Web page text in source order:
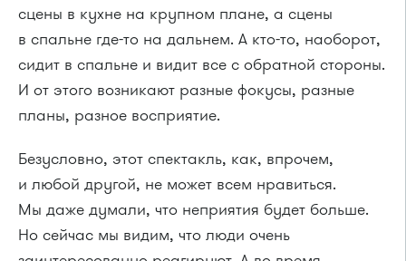
сцены в кухне на крупном плане, а сцены
в спальне где-то на дальнем. А кто-то, наоборот,
сидит в спальне и видит все с обратной стороны.
И от этого возникают разные фокусы, разные
планы, разное восприятие.
Безусловно, этот спектакль, как, впрочем,
и любой другой, не может всем нравиться.
Мы даже думали, что неприятия будет больше.
Но сейчас мы видим, что люди очень